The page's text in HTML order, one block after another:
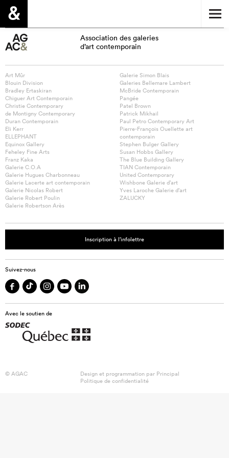
Association des galeries
d’art contemporain
Art Mûr
Blouin Division
Bradley Ertaskiran
Chiguer Art Contemporain
Christie Contemporary
de Montigny Contemporary
Duran Contemporain
Eli Kerr
ELLEPHANT
Equinox Gallery
Feheley Fine Arts
Franz Kaka
Galerie C.O.A
Galerie Hugues Charbonneau
Galerie Lacerte art contemporain
Galerie Nicolas Robert
Galerie Robert Poulin
Galerie Robertson Arès
Galerie Simon Blais
Galeries Bellemare Lambert
McBride Contemporain
Pangée
Patel Brown
Patrick Mikhail
Paul Petro Contemporary Art
Pierre-François Ouellette art
contemporain
Stephen Bulger Gallery
Susan Hobbs Gallery
The Blue Building Gallery
TIAN Contemporain
United Contemporary
Wishbone Galerie d’art
Yves Laroche Galerie d’art
ZALUCKY
Inscription à l’infolettre
Suivez-nous
Avec le soutien de
© AGAC Design et programmation par Principal
Politique de confidentialité